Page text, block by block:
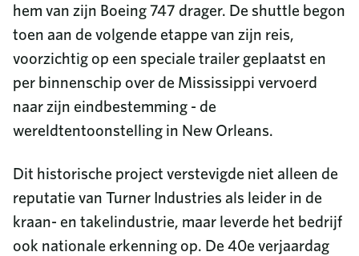
hem van zijn Boeing 747 drager. De shuttle begon
toen aan de volgende etappe van zijn reis,
voorzichtig op een speciale trailer geplaatst en
per binnenschip over de Mississippi vervoerd
naar zijn eindbestemming - de
wereldtentoonstelling in New Orleans.
Dit historische project verstevigde niet alleen de
reputatie van Turner Industries als leider in de
kraan- en takelindustrie, maar leverde het bedrijf
ook nationale erkenning op. De 40e verjaardag